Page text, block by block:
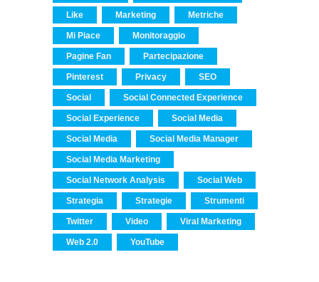
Like Marketing Metriche
Mi Piace Monitoraggio
Pagine Fan Partecipazione
Pinterest Privacy SEO
Social Social Connected Experience
Social Experience Social Media
Social Media Social Media Manager
Social Media Marketing
Social Network Analysis Social Web
Strategia Strategie Strumenti
Twitter Video Viral Marketing
Web 2.0 YouTube